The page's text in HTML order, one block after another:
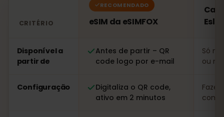
CRITÉRIO
RECOMENDADO
eSIM da eSIMFOX
Disponível a
partir de
Antes de partir – QR
code logo por e-mail
Só
ou
Configuração
Digitaliza o QR code,
ativo em 2 minutos
com